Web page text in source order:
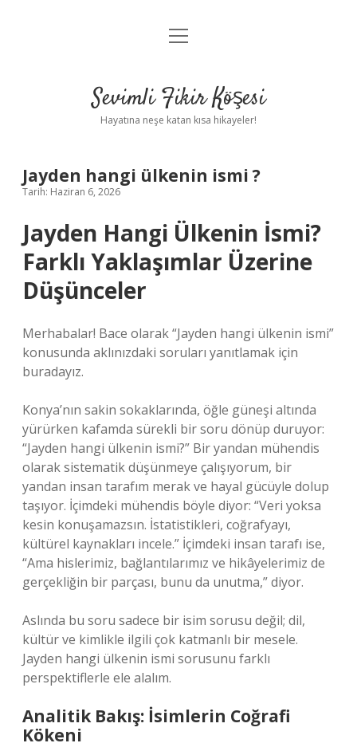
Anasayfa
Yasal Uyarı
menüyü
Sevimli Fikir Köşesi
Hayatına neşe katan kısa hikayeler!
Jayden hangi ülkenin ismi ?
Tarih: Haziran 6, 2026
Jayden Hangi Ülkenin İsmi?
Farklı Yaklaşımlar Üzerine
Düşünceler
Merhabalar! Bace olarak “Jayden hangi ülkenin ismi”
konusunda aklınızdaki soruları yanıtlamak için
buradayız.
Konya’nın sakin sokaklarında, öğle güneşi altında
yürürken kafamda sürekli bir soru dönüp duruyor:
“Jayden hangi ülkenin ismi?” Bir yandan mühendis
olarak sistematik düşünmeye çalışıyorum, bir
yandan insan tarafım merak ve hayal gücüyle dolup
taşıyor. İçimdeki mühendis böyle diyor: “Veri yoksa
kesin konuşamazsın. İstatistikleri, coğrafyayı,
kültürel kaynakları incele.” İçimdeki insan tarafı ise,
“Ama hislerimiz, bağlantılarımız ve hikâyelerimiz de
gerçekliğin bir parçası, bunu da unutma,” diyor.
Aslında bu soru sadece bir isim sorusu değil; dil,
kültür ve kimlikle ilgili çok katmanlı bir mesele.
Jayden hangi ülkenin ismi sorusunu farklı
perspektiflerle ele alalım.
Analitik Bakış: İsimlerin Coğrafi
Kökeni